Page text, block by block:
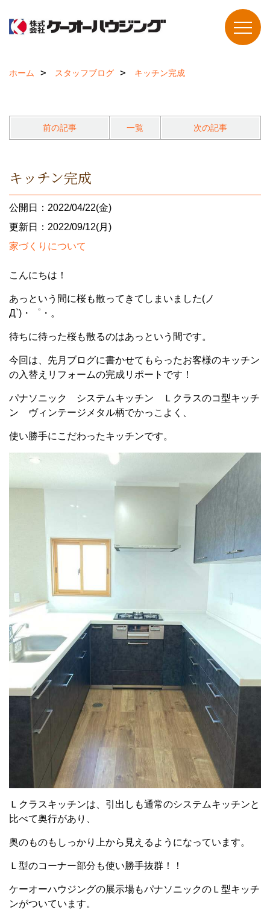
ホーム スタッフブログ キッチン完成
前の記事 一覧 次の記事
キッチン完成
公開日：2022/04/22(金)
更新日：2022/09/12(月)
家づくりについて
こんにちは！
あっという間に桜も散ってきてしまいました(ノ
Д`)・゜・。
待ちに待った桜も散るのはあっという間です。
今回は、先月ブログに書かせてもらったお客様のキッチン
の入替えリフォームの完成リポートです！
パナソニック システムキッチン Ｌクラスのコ型キッチ
ン ヴィンテージメタル柄でかっこよく、
使い勝手にこだわったキッチンです。
Ｌクラスキッチンは、引出しも通常のシステムキッチンと
比べて奥行があり、
奥のものもしっかり上から見えるようになっています。
Ｌ型のコーナー部分も使い勝手抜群！！
ケーオーハウジングの展示場もパナソニックのＬ型キッチ
ンがついています。